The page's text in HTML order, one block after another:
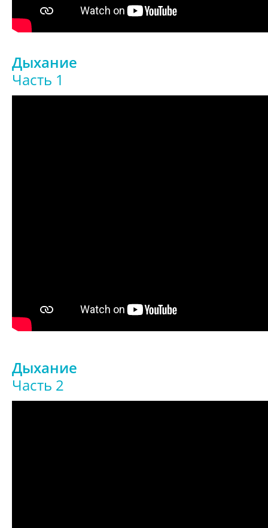
Дыхание
Часть 1
Дыхание
Часть 2